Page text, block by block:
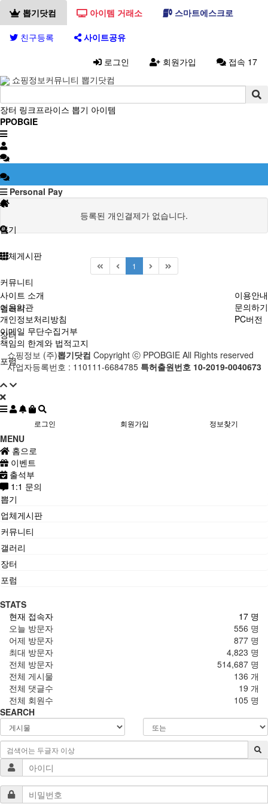
뽑기닷컴 아이템 거래소 스마트에스크로
친구등록 사이트공유
로그인 회원가입
접속 17
쇼핑정보커뮤니티 뽑기닷컴
장터 링크프라이스 뽑기 아이템
PPOBGIE
뽑기
업체게시판
커뮤니티
갤러리
장터
포럼
Personal Pay
등록된 개인결제가 없습니다.
1
사이트 소개
이용약관
개인정보처리방침
이메일 무단수집거부
책임의 한계와 법적고지
이용안내
문의하기
PC버전
쇼핑정보 (주)뽑기닷컴 Copyright ⓒ PPOBGIE All Rights reserved
사업자등록번호 : 110111-6684785 특허출원번호 10-2019-0040673
로그인 회원가입 정보찾기
MENU
홈으로
이벤트
출석부
1:1 문의
뽑기
업체게시판
커뮤니티
갤러리
장터
포럼
STATS
17 명
현재 접속자
556 명
오늘 방문자
877 명
어제 방문자
4,823 명
최대 방문자
514,687 명
전체 방문자
136 개
전체 게시물
19 개
전체 댓글수
105 명
전체 회원수
SEARCH